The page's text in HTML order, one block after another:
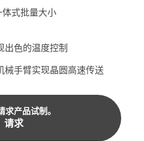
体式批量大小
出色的温度控制
械手臂实现晶圆高速传送
求产品试制。
请求